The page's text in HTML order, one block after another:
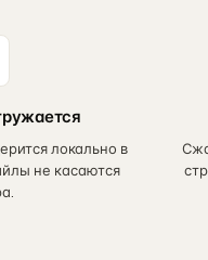
локально в
не касаются